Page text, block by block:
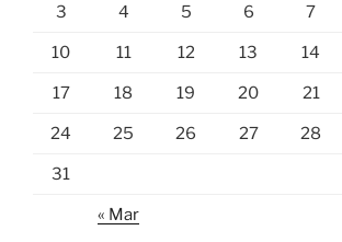
3 4 5 6 7
10 11 12 13 14
17 18 19 20 21
24 25 26 27 28
31
« Mar